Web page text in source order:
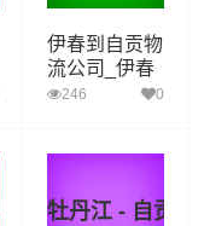
伊春到自贡物
流公司_伊春
到自贡货运_
246 0
牡丹江 - 自贡